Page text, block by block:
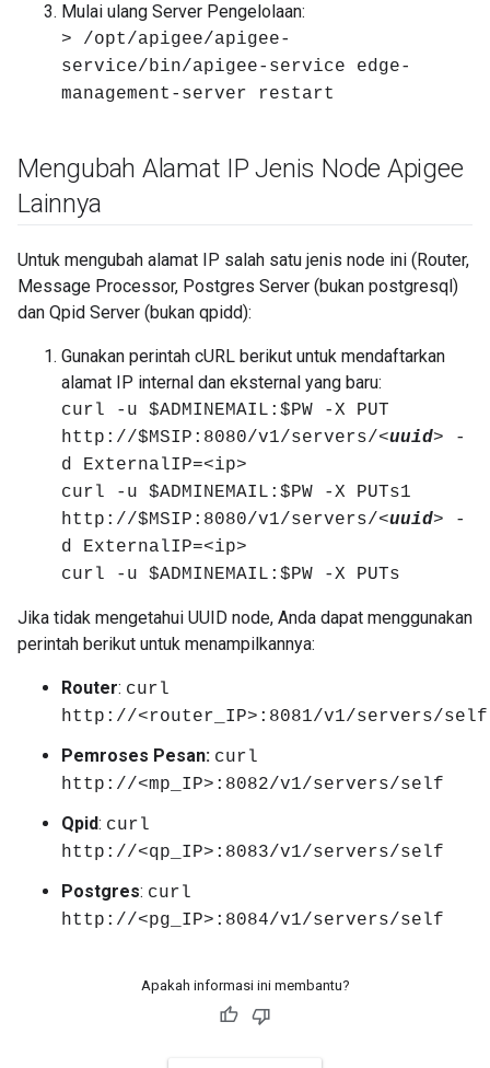
Mulai ulang Server Pengelolaan:
> /opt/apigee/apigee-
service/bin/apigee-service edge-
management-server restart
Mengubah Alamat IP Jenis Node Apigee
Lainnya
Untuk mengubah alamat IP salah satu jenis node ini (Router,
Message Processor, Postgres Server (bukan postgresql)
dan Qpid Server (bukan qpidd):
Gunakan perintah cURL berikut untuk mendaftarkan
alamat IP internal dan eksternal yang baru:
curl -u $ADMINEMAIL:$PW -X PUT
http://$MSIP:8080/v1/servers/<uuid> -
d ExternalIP=<ip>
curl -u $ADMINEMAIL:$PW -X PUTs1
http://$MSIP:8080/v1/servers/<uuid> -
d ExternalIP=<ip>
curl -u $ADMINEMAIL:$PW -X PUTs
Jika tidak mengetahui UUID node, Anda dapat menggunakan
perintah berikut untuk menampilkannya:
Router: curl
http://<router_IP>:8081/v1/servers/self
Pemroses Pesan: curl
http://<mp_IP>:8082/v1/servers/self
Qpid: curl
http://<qp_IP>:8083/v1/servers/self
Postgres: curl
http://<pg_IP>:8084/v1/servers/self
Apakah informasi ini membantu?